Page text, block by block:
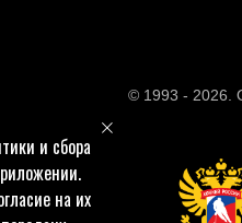
и сбора
на их
© 1993 - 2026.